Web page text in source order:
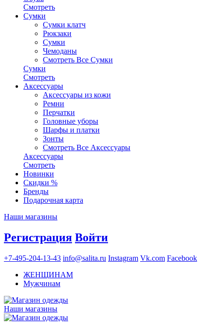
Смотреть
Сумки
Сумки клатч
Рюкзаки
Сумки
Чемоданы
Смотреть Все Сумки
Сумки
Смотреть
Аксессуары
Аксессуары из кожи
Ремни
Перчатки
Головные уборы
Шарфы и платки
Зонты
Смотреть Все Аксессуары
Аксессуары
Смотреть
Новинки
Скидки %
Бренды
Подарочная карта
Наши магазины
Регистрация Войти
+7-495-204-13-43 info@salita.ru Instagram Vk.com Facebook
ЖЕНЩИНАМ
Мужчинам
Наши магазины